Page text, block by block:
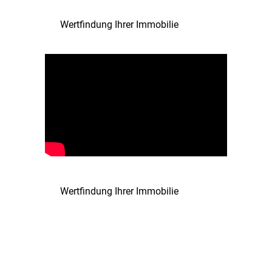
Wertfindung Ihrer Immobilie
Wertfindung Ihrer Immobilie